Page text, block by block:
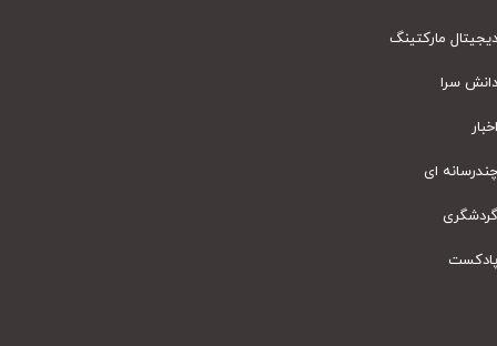
مارکتینگ
سرا
ای